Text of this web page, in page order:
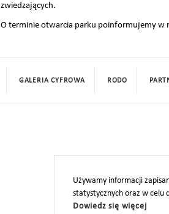
zwiedzających.
O terminie otwarcia parku poinformujemy w
Używamy informacji
statystycznych oraz w celu
Dowiedz się więcej
GALERIA CYFROWA RODO